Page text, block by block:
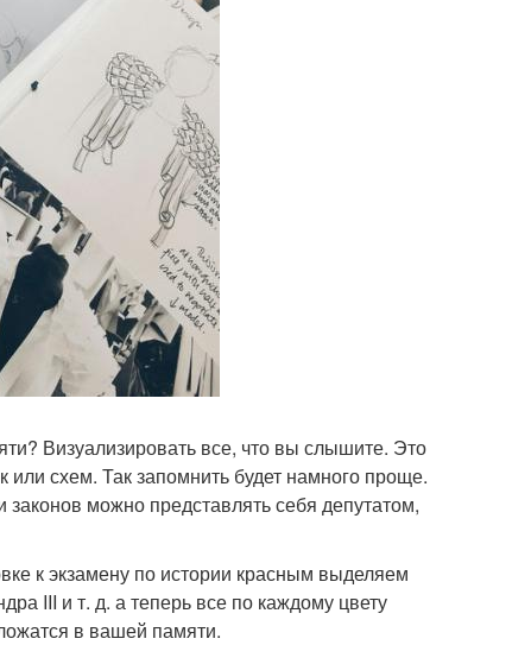
Визуализировать все, что вы слышите. Это
схем. Так запомнить будет намного проще.
можно представлять себя депутатом,
к экзамену по истории красным выделяем
III и т. д. а теперь все по каждому цвету
в вашей памяти.